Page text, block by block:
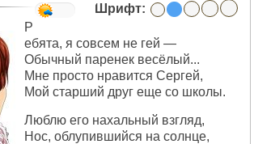
Шрифт:
Р
ебята, я совсем не гей —
Обычный паренек весёлый...
Мне просто нравится Сергей,
Мой старший друг еще со школы.
Люблю его нахальный взгляд,
Нос, облупившийся на солнце,